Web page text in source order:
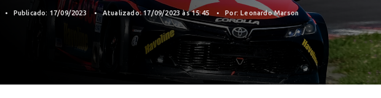
Publicado: 17/09/2023 Atualizado: 17/09/2023 às 15:45 Por: Leonardo Marson